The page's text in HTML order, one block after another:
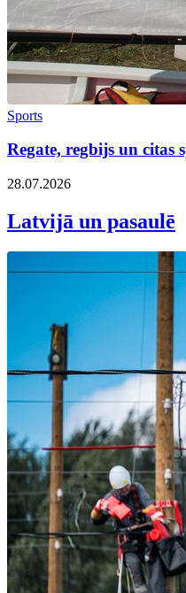
Sports
Regate, regbijs un citas
28.07.2026
Latvijā un pasaulē